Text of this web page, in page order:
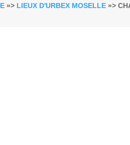
»> LIEUX D'URBEX MOSELLE »>